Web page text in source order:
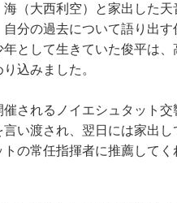
（大西利空）と家出した天
分の過去について語り出す
として生きていた俊平は
込みました。
されるノイエシュタット交
い渡され、翌日には家出
の常任指揮者に推薦してく